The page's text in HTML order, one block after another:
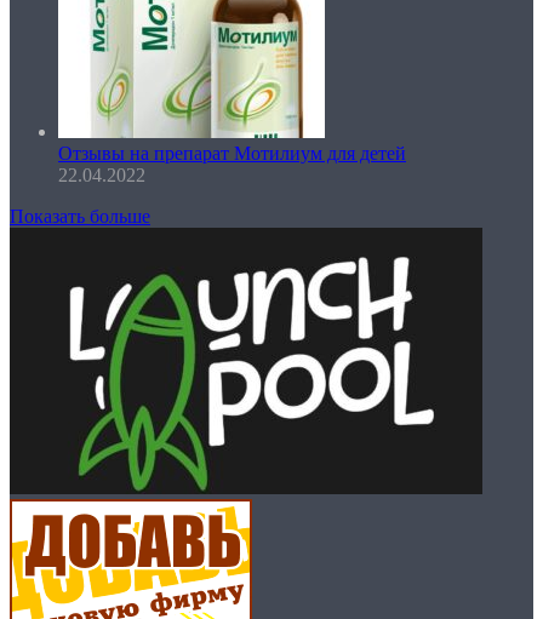
Отзывы на препарат Мотилиум для детей
22.04.2022
Показать больше